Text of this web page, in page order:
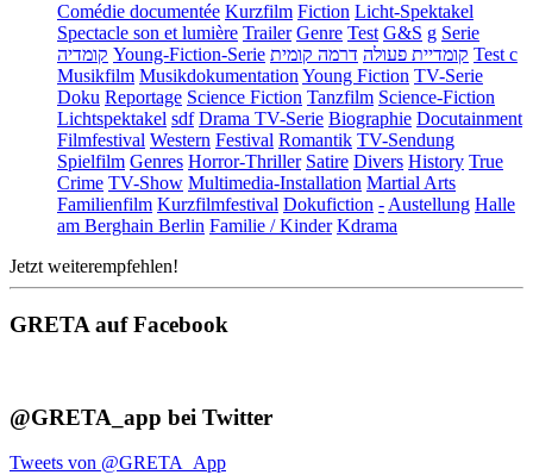
Comédie documentée Kurzfilm Fiction Licht-Spektakel
Spectacle son et lumière Trailer Genre Test G&S g Serie
קומדיה Young-Fiction-Serie קומדיית פעולה דרמה קומית
Test c
Musikfilm MusikdokumentationYoung Fiction TV-Serie
Doku Reportage Science Fiction Tanzfilm Science-Fiction
Lichtspektakel sdf Drama TV-Serie Biographie Docutainment
Filmfestival Western Festival Romantik TV-Sendung
Spielfilm Genres Horror-Thriller Satire Divers History True
Crime TV-Show Multimedia-Installation Martial Arts
Familienfilm Kurzfilmfestival Dokufiction -Austellung Halle
am Berghain Berlin Familie / Kinder Kdrama
Jetzt weiterempfehlen!
GRETA auf Facebook
@GRETA_app bei Twitter
Tweets von @GRETA_App